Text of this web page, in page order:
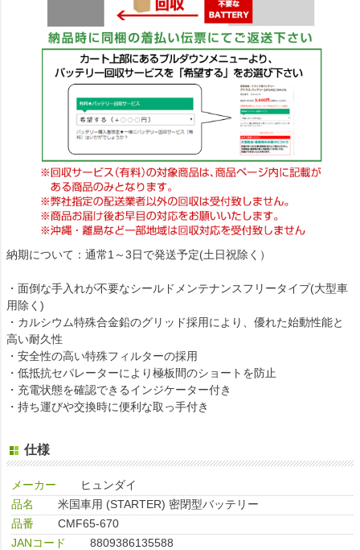
納期について：通常1～3日で発送予定(土日祝除く）
・面倒な手入れが不要なシールドメンテナンスフリータイプ(大型車
用除く)
・カルシウム特殊合金鉛のグリッド採用により、優れた始動性能と
高い耐久性
・安全性の高い特殊フィルターの採用
・低抵抗セパレーターにより極板間のショートを防止
・充電状態を確認できるインジケーター付き
・持ち運びや交換時に便利な取っ手付き
仕様
メーカー
ヒュンダイ
品名
米国車用 (STARTER) 密閉型バッテリー
品番
CMF65-670
JANコード
8809386135588